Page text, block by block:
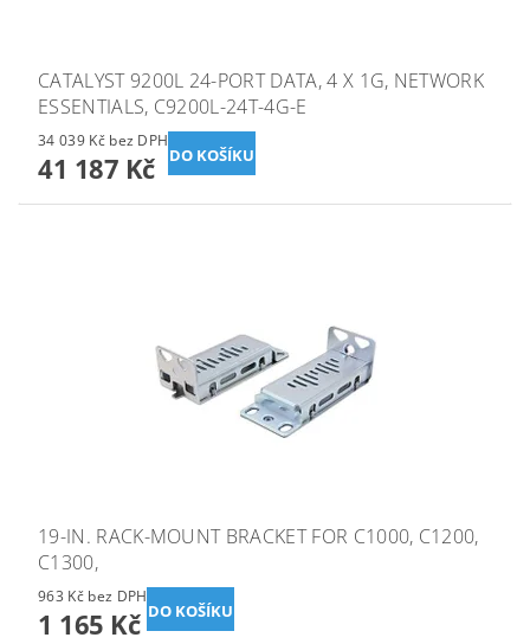
CATALYST 9200L 24-PORT DATA, 4 X 1G, NETWORK
ESSENTIALS, C9200L-24T-4G-E
34 039 Kč bez DPH
41 187 Kč
19-IN. RACK-MOUNT BRACKET FOR C1000, C1200,
C1300,
963 Kč bez DPH
1 165 Kč